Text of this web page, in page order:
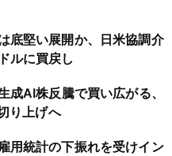
底堅い展開か、日米協調介
ルに買戻し
成AI株反騰で買い広がる、
り上げへ
用統計の下振れを受けイン